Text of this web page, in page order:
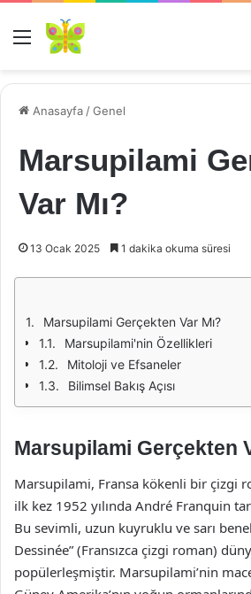
Menü
Anasayfa /Genel
Marsupilami
Var Mı?
13 Ocak 2025 1 dakika okuma süresi
Marsupilami Gerçekten Var Mı?
Marsupilami'nin Özellikleri
Mitoloji ve Efsaneler
Bilimsel Bakış Açısı
Marsupilami Gerçekten
Marsupilami, Fransa kökenli bir çizgi
ilk kez 1952 yılında André Franquin
Bu sevimli, uzun kuyruklu ve sarı
Dessinée” (Fransızca çizgi roman)
popülerleşmiştir. Marsupilami’nin